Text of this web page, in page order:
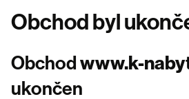
Obchod byl
Obchodwww.k-
ukončen